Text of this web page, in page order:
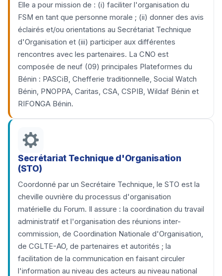
Elle a pour mission de : (i) faciliter l'organisation du
FSM en tant que personne morale ; (ii) donner des avis
éclairés et/ou orientations au Secrétariat Technique
d'Organisation et (iii) participer aux différentes
rencontres avec les partenaires. La CNO est
composée de neuf (09) principales Plateformes du
Bénin : PASCiB, Chefferie traditionnelle, Social Watch
Bénin, PNOPPA, Caritas, CSA, CSPIB, Wildaf Bénin et
RIFONGA Bénin.
Secrétariat Technique d'Organisation
(STO)
Coordonné par un Secrétaire Technique, le STO est la
cheville ouvrière du processus d'organisation
matérielle du Forum. Il assure : la coordination du travail
administratif et l'organisation des réunions inter-
commission, de Coordination Nationale d'Organisation,
de CGLTE-AO, de partenaires et autorités ; la
facilitation de la communication en faisant circuler
l'information au niveau des acteurs au niveau national